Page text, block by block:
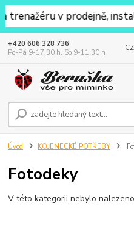
v prodejně,
+420 606 328 736
Po-Pá 9-17.30 h, So 9-11.30 h
Úvod KOJENECKÉ POTŘEBY
Fotodeky
V této kategorii nebylo